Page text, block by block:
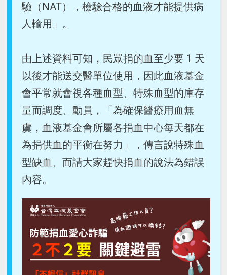
驗（NAT），檢驗合格的血液才能提供病
人輸用」。
由上述資料可知，民眾捐的血至少要 1 天
以後才能送交醫單位使用，因此血液基金
會平常就會視各種血型、特殊血型的庫存
量而調度、動員，「為確保醫療用血無
虞，血液基金會所屬各捐血中心每天都在
為捐供血的平衡在努力」，傳言說特殊血
型缺血、而請大家趕快捐血的說法為錯誤
內容。